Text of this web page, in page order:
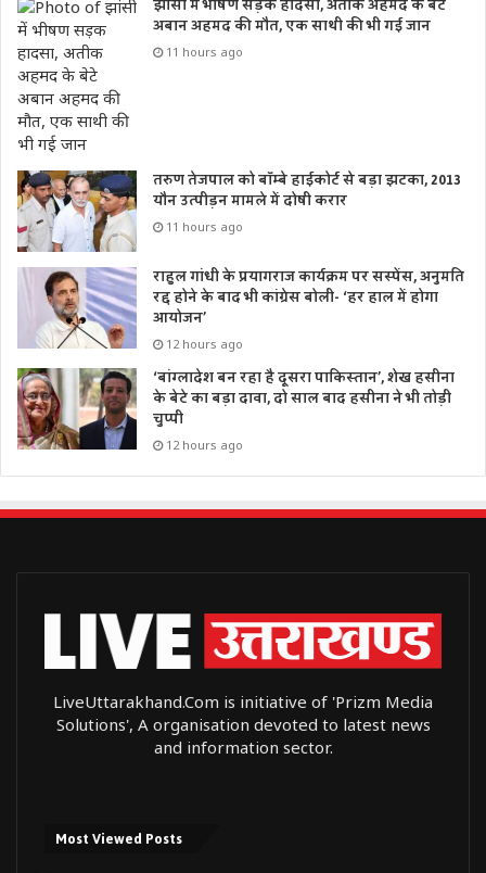
झांसी में भीषण सड़क हादसा, अतीक अहमद के बेटे
अबान अहमद की मौत, एक साथी की भी गई जान
11 hours ago
तरुण तेजपाल को बॉम्बे हाईकोर्ट से बड़ा झटका, 2013
यौन उत्पीड़न मामले में दोषी करार
11 hours ago
राहुल गांधी के प्रयागराज कार्यक्रम पर सस्पेंस, अनुमति
रद्द होने के बाद भी कांग्रेस बोली- ‘हर हाल में होगा
आयोजन’
12 hours ago
‘बांग्लादेश बन रहा है दूसरा पाकिस्तान’, शेख हसीना
के बेटे का बड़ा दावा, दो साल बाद हसीना ने भी तोड़ी
चुप्पी
12 hours ago
LiveUttarakhand.Com is initiative of 'Prizm Media
Solutions', A organisation devoted to latest news
and information sector.
Most Viewed Posts